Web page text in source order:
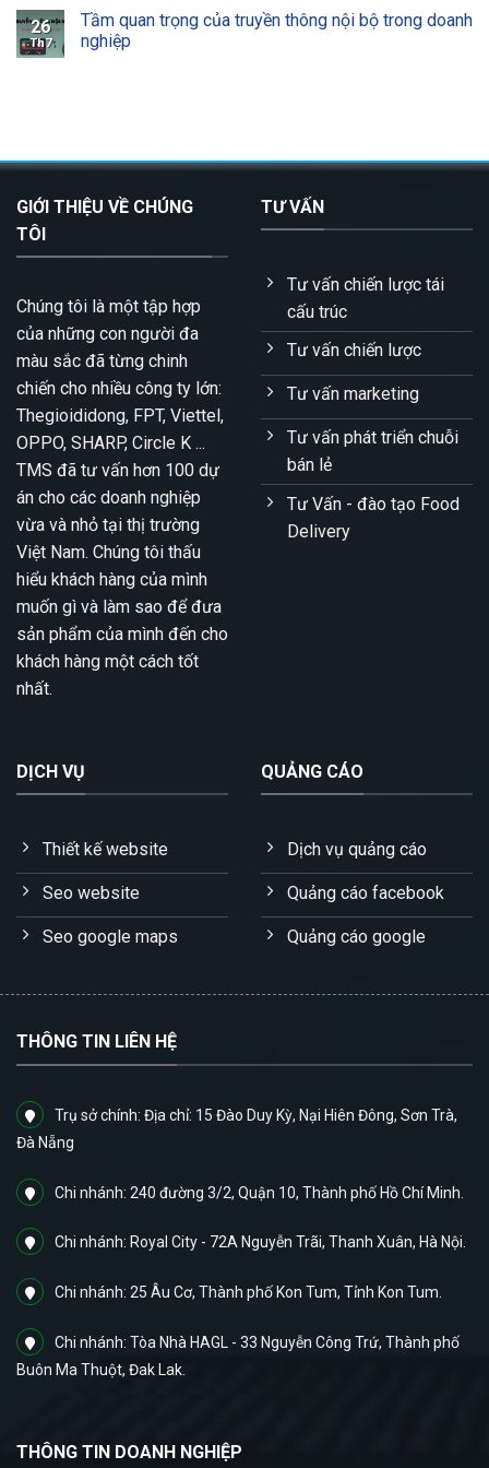
26
Th7
Tầm quan trọng của truyền thông nội bộ trong doanh
nghiệp
GIỚI THIỆU VỀ CHÚNG
TÔI
Chúng tôi là một tập hợp
của những con người đa
màu sắc đã từng chinh
chiến cho nhiều công ty lớn:
Thegioididong, FPT, Viettel,
OPPO, SHARP, Circle K ...
TMS đã tư vấn hơn 100 dự
án cho các doanh nghiệp
vừa và nhỏ tại thị trường
Việt Nam. Chúng tôi thấu
hiểu khách hàng của mình
muốn gì và làm sao để đưa
sản phẩm của mình đến cho
khách hàng một cách tốt
nhất.
TƯ VẤN
Tư vấn chiến lược tái
cấu trúc
Tư vấn chiến lược
Tư vấn marketing
Tư vấn phát triển chuỗi
bán lẻ
Tư Vấn - đào tạo Food
Delivery
DỊCH VỤ
Thiết kế website
Seo website
Seo google maps
QUẢNG CÁO
Dịch vụ quảng cáo
Quảng cáo facebook
Quảng cáo google
THÔNG TIN LIÊN HỆ
Trụ sở chính: Địa chỉ: 15 Đào Duy Kỳ, Nại Hiên Đông, Sơn Trà,
Đà Nẵng
Chi nhánh: 240 đường 3/2, Quận 10, Thành phố Hồ Chí Minh.
Chi nhánh: Royal City - 72A Nguyễn Trãi, Thanh Xuân, Hà Nội.
Chi nhánh: 25 Âu Cơ, Thành phố Kon Tum, Tỉnh Kon Tum.
Chi nhánh: Tòa Nhà HAGL - 33 Nguyễn Công Trứ, Thành phố
Buôn Ma Thuột, Đak Lak.
THÔNG TIN DOANH NGHIỆP